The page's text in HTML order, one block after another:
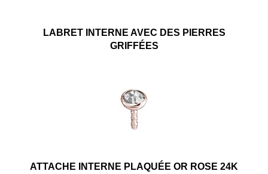
LABRET INTERNE AVEC DES PIERRES
GRIFFÉES
ATTACHE INTERNE PLAQUÉE OR ROSE 24K